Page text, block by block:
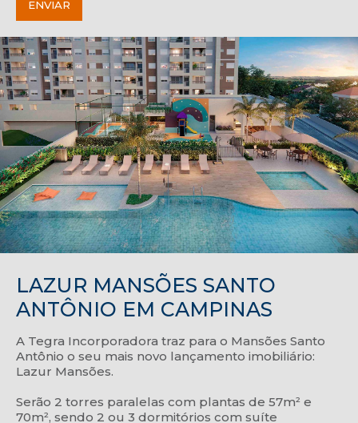
LAZUR MANSÕES SANTO
ANTÔNIO EM CAMPINAS
A Tegra Incorporadora traz para o Mansões Santo
Antônio o seu mais novo lançamento imobiliário:
Lazur Mansões.
Serão 2 torres paralelas com plantas de 57m² e
70m², sendo 2 ou 3 dormitórios com suíte